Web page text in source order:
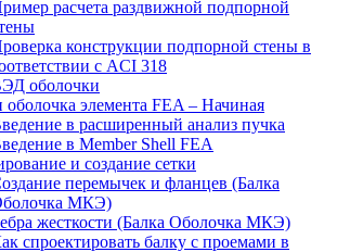
расчета раздвижной подпорной
конструкции подпорной стены в
с ACI 318
оболочки
оболочка элемента FEA – Начиная
в расширенный анализ пучка
в Member Shell FEA
и создание сетки
перемычек и фланцев (Балка
МКЭ)
жесткости (Балка Оболочка МКЭ)
спроектировать балку с проемами в